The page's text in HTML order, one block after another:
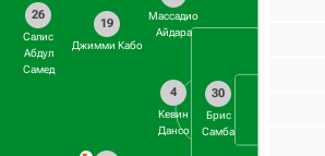
30
Брис
Самба
Массадио
Айдара
4
Кевин
Дансо
19
Джимми Кабо
26
Салис
Абдул
Самед